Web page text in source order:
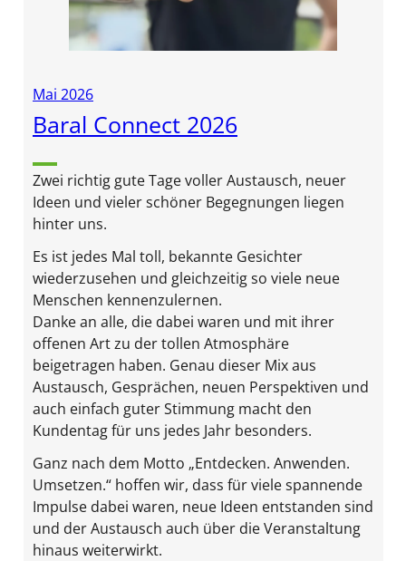
Mai 2026
Baral Connect 2026
Zwei richtig gute Tage voller Austausch, neuer
Ideen und vieler schöner Begegnungen liegen
hinter uns.
Es ist jedes Mal toll, bekannte Gesichter
wiederzusehen und gleichzeitig so viele neue
Menschen kennenzulernen.
Danke an alle, die dabei waren und mit ihrer
offenen Art zu der tollen Atmosphäre
beigetragen haben. Genau dieser Mix aus
Austausch, Gesprächen, neuen Perspektiven und
auch einfach guter Stimmung macht den
Kundentag für uns jedes Jahr besonders.
Ganz nach dem Motto „Entdecken. Anwenden.
Umsetzen.“ hoffen wir, dass für viele spannende
Impulse dabei waren, neue Ideen entstanden sind
und der Austausch auch über die Veranstaltung
hinaus weiterwirkt.